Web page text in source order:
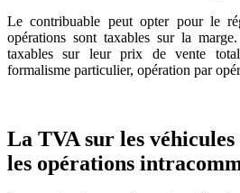
Le contribuable peut opter pour le
opérations sont taxables sur la
taxables sur leur prix de vente
formalisme particulier, opération par
La TVA sur les
les opérations